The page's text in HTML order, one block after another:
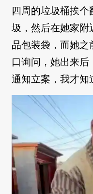
四周的垃圾桶挨
圾，然后在她家附
品包装袋，而她之
口询问，她出来
通知立案，我才知